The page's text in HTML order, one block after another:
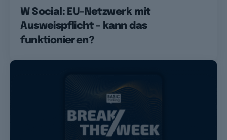
W Social: EU-Netzwerk mit
Ausweispflicht – kann das
funktionieren?